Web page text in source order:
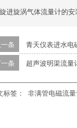
旋进旋涡气体流量计的
一条
青天仪表进水电
条
超声波明渠流
标签： 非满管电磁流